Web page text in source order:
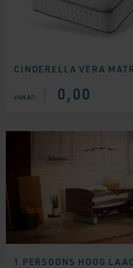
CINDERELLA VERA
VANAF: 0,00
1 PERSOONS HOOG